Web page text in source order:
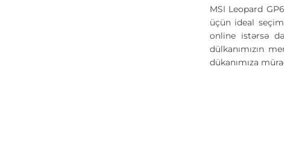
MSI Leopard
üçün ideal
online istərsə
dülkanımızın
dükanımıza